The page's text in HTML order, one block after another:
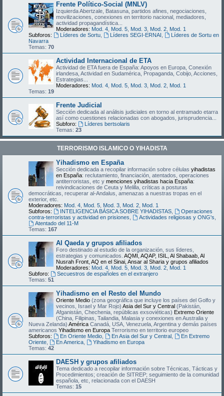
Frente Político-Social (MNLV)
Izquierda Abertzale, Batasuna, partidos afines, negociaciones,
movilizaciones, conexiones en territorio nacional, mediadores,
actividad propagandística...
Moderadores: Mod. 4 Mod. 5 Mod. 3 Mod. 2 Mod. 1
Subforos:
Líderes de Sortu, Líderes SEGI-ERNAI
Líderes de Sortu en
Navarra
Temas: 70
Actividad Internacional de ETA
Actividad de ETA fuera de España: Apoyos en Europa, Conexión
irlandesa, Actividad en Sudamérica, Propaganda, Cobijo, Acciones,
Estrategias...
Moderadores: Mod. 4 Mod. 5 Mod. 3 Mod. 2 Mod. 1
Temas: 19
Frente Judicial
Sección dedicada al análisis judiciales en torno al entramado etarra
así como cuestiones relacionadas con abogados, jurisprudencia...
Subforo:
Líderes bertsolaris
Temas: 23
TERRORISMO ISLAMICO O YIHADISTA
Yihadismo en España
Sección dedicada a recopilar información sobre células yihadistas
en España: reclutamiento, financiación, atentados, operaciones
antiterroristas, etc y menciones yihadistas hacia España:
reivindicaciones de Ceuta y Melilla, críticas a posturas
democráticas, recuperar al-Andalus, amenazas a nuestras tropas en el
exterior, etc.
Moderadores: Mod. 4 Mod. 5 Mod. 3 Mod. 2 Mod. 1
Subforos:
INTELIGENCIA BÁSICA SOBRE YIHADISTAS,
Operaciones
contra-terroristas y actividad en prisiones
Actividades religiosas y ONG's
Atentado del 11-M
Temas: 167
Al Qaeda y grupos afiliados
Foro destinado al estudio de la organización, sus líderes,
estrategias y comunicados. AQMI, AQAP, ISIL, Al Shabaab, Al
Nusrah Front, AQ en el Sinai, Ansar al Sharia y grupos afiliados
Moderadores: Mod. 4 Mod. 5 Mod. 3 Mod. 2 Mod. 1
Subforo:
Secuestros de españoles en el extranjero
Temas: 51
Yihadismo en el Resto del Mundo
Oriente Medio (zona geográfica que incluye los países del Golfo y
vecinos, Israel y Mar Rojo) Asia del Sur y Central (Pakistán,
Afganistán, Chechenia, repúblicas exsoviéticas) Extremo Oriente
(China, Filipinas, Tailandia, Malasia y conexiones en Australia y
Nueva Zelanda) América Canadá, USA, Venezuela, Argentina y demás países
americanos Yihadismo en Europa Terrorismo en territorio europeo
Subforos:
En Oriente Medio, En Asia del Sur y Central,
En Extremo
Oriente
En America,
Yihadismo en Europa
Temas: 42
DAESH y grupos afiliados
Tema dedicado a recopilar información sobre Técnicas, Tácticas y
Procedimientos; creación de SITREP; seguimiento de la comunidad
española, etc, relacionada con el DAESH
Temas: 15